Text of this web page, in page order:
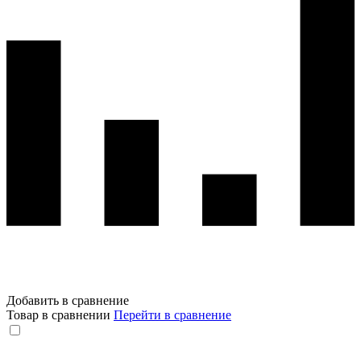
Добавить в сравнение
Товар в сравнении Перейти в сравнение